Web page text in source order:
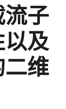
子
及
维